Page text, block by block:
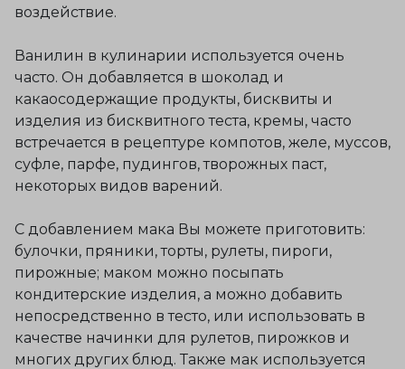
воздействие.
Ванилин в кулинарии используется очень
часто. Он добавляется в шоколад и
какаосодержащие продукты, бисквиты и
изделия из бисквитного теста, кремы, часто
встречается в рецептуре компотов, желе, муссов,
суфле, парфе, пудингов, творожных паст,
некоторых видов варений.
С добавлением мака Вы можете приготовить:
булочки, пряники, торты, рулеты, пироги,
пирожные; маком можно посыпать
кондитерские изделия, а можно добавить
непосредственно в тесто, или использовать в
качестве начинки для рулетов, пирожков и
многих других блюд. Также мак используется